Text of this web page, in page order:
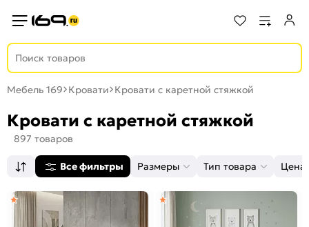
Мебель 169 Кровати Кровати с каретной стяжкой
Кровати с каретной стяжкой
897 товаров
Все фильтры Размеры Тип товара Цена